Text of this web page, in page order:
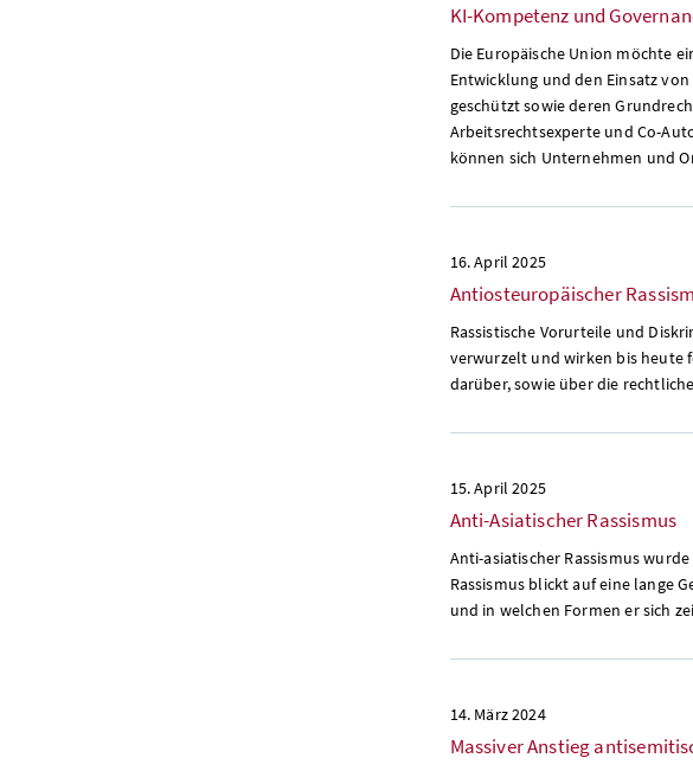
KI-Kompetenz und
Die Europäische Union möchte
Entwicklung und den Einsatz
geschützt sowie deren
Arbeitsrechtsexperte und Co-
können sich Unternehmen und
16. April 2025
Antiosteuropäischer
Rassistische Vorurteile und
verwurzelt und wirken bis heute
darüber, sowie über die
15. April 2025
Anti-Asiatischer Rassismus
Anti-asiatischer Rassismus
Rassismus blickt auf eine lange
und in welchen Formen er sich
14. März 2024
Massiver Anstieg